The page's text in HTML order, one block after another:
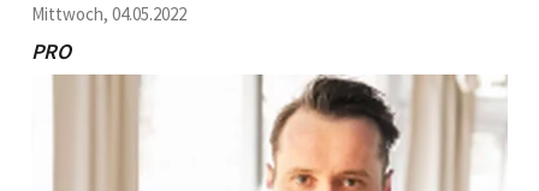
Mittwoch, 04.05.2022
PRO